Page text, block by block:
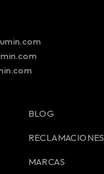
BLOG
RECLAMACIONES
MARCAS